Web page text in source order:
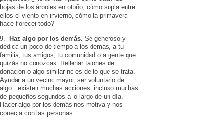
hojas de los árboles en otoño, cómo sopla entre
ellos el viento en invierno, cómo la primavera
hace florecer todo?
9.- Haz algo por los demás. Sé generoso y
dedica un poco de tiempo a los demás, a tu
familia, tus amigos, tu comunidad o a gente que
quizás no conozcas. Rellenar talones de
donación o algo similar no es de lo que se trata.
Ayudar a un vecino mayor, ser voluntario de
algo…existen muchas acciones, incluso muchas
de pequeños segundos a lo largo de un día.
Hacer algo por los demás nos motiva y nos
conecta con las personas.